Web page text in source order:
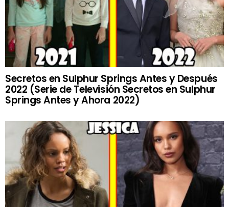
Secretos en Sulphur Springs Antes y Después
2022 (Serie de Televisión Secretos en Sulphur
Springs Antes y Ahora 2022)